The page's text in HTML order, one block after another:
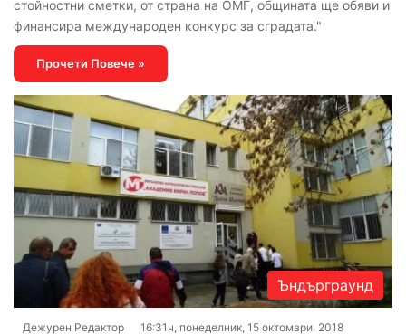
стойностни сметки, от страна на ОМГ, общината ще обяви и
финансира международен конкурс за сградата."
Прочети Повече »
Ъндърграунд
Дежурен Редактор
16:31ч, понеделник, 15 октомври, 2018